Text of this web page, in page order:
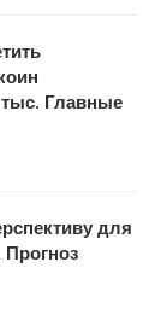
Главные
для
Прогноз